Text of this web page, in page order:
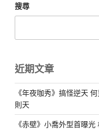
搜尋
近期文章
《年夜咖秀》搞怪逆天
則天
《赤壁》小喬外型首曝